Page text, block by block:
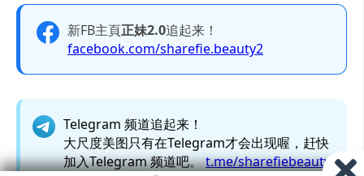
新FB主頁正妹2.0追起来！
facebook.com/sharefie.beauty2
Telegram 频道追起来！
大尺度美图只有在Telegram才会出现喔，赶快
加入Telegram 频道吧。t.me/sharefiebeauty